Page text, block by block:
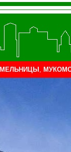
МЕЛЬНИЦЫ ,